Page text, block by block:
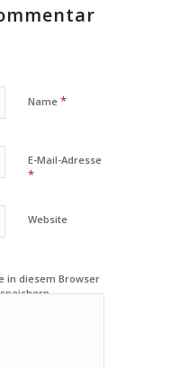
Name *
E-Mail-Adresse
*
Website
in diesem Browser